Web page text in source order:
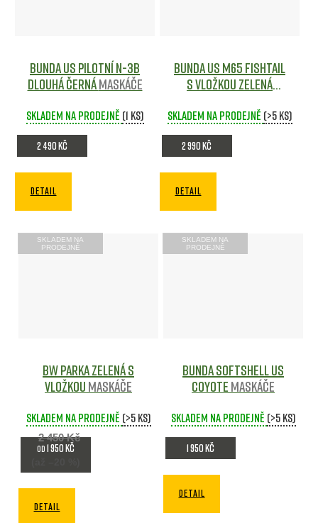
Bunda US pilotní N-3B
dlouhá ČERNÁMaskáče
Skladem na prodejně (1 ks)
2 490 Kč
DETAIL
Bunda US M65 FISHTAIL
s vložkou ZELENÁ
Skladem na prodejně (>5 ks)
2 990 Kč
DETAIL
SKLADEM NA
PRODEJNĚ
BW parka zelená s
vložkou Maskáče
Skladem na prodejně (>5 ks)
od 1 950 Kč
2 450 Kč
DETAIL
SKLADEM NA
PRODEJNĚ
Bunda Softshell US
coyote Maskáče
Skladem na prodejně (>5 ks)
1 950 Kč
DETAIL